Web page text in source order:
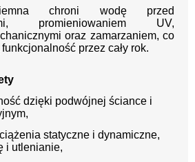
chroni wodę przed
promieniowaniem UV,
oraz zamarzaniem, co
przez cały rok.
dzięki podwójnej ściance i
statyczne i dynamiczne,
i utlenianie,